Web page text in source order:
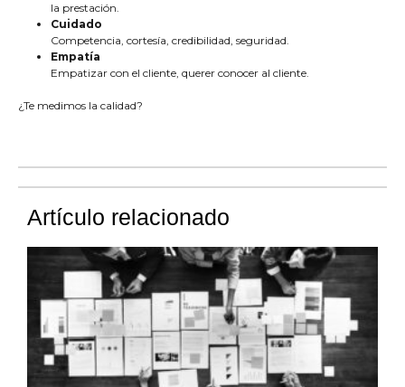
la prestación.
Cuidado
Competencia, cortesía, credibilidad, seguridad.
Empatía
Empatizar con el cliente, querer conocer al cliente.
¿Te medimos la calidad?
Artículo relacionado